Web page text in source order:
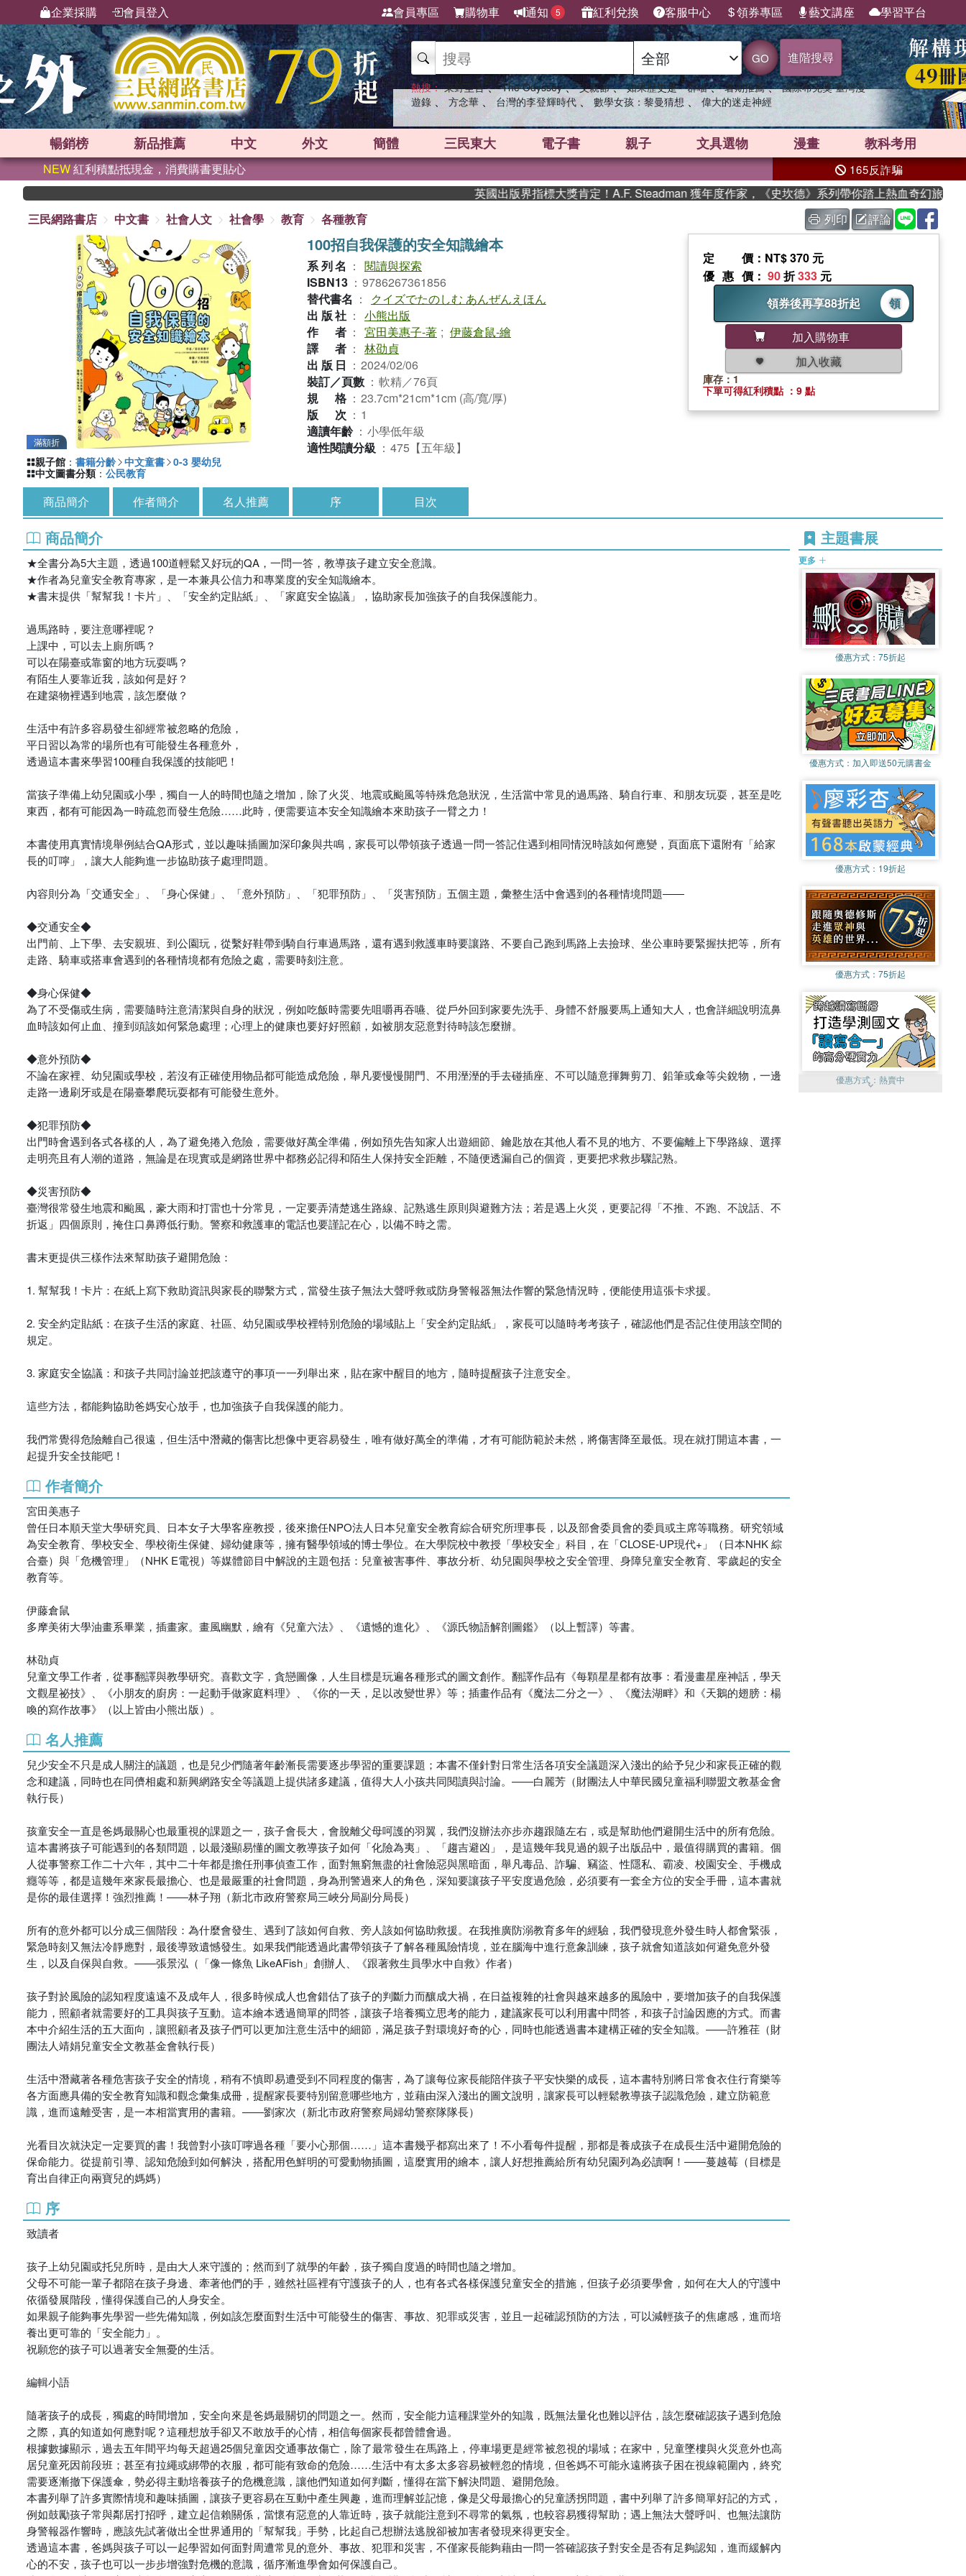
企業採購 會員登入 會員專區 購物車 通知 5 紅利兌換 客服中心 領券專區 藝文講座 學習平台
GO 進階搜尋
熱搜： 東野圭吾 、 The Odyssey 、 父親節 、 如果歷史是一群喵 、 暑期推薦 、 國際布克獎 臺灣漫
遊錄 、 方念華 、 台灣的李登輝時代 、 數學女孩：黎曼猜想 、 偉大的迷走神經
暢銷榜 新品推薦 中文 外文 簡體 三民東大 電子書 親子 文具選物 漫畫 教科考用
NEW紅利積點抵現金，消費購書更貼心 165反詐騙
英國出版界指標大獎肯定！A.F. Steadman 獲年度作家，《史坎德》系列帶你踏上熱血奇幻旅程
三民網路書店
中文書 社會人文 社會學 教育 各種教育 列印 評論
滿額折
100招自我保護的安全知識繪本
系列名 ： 閱讀與探索
ISBN13 ： 9786267361856
替代書名 ：
クイズでたのしむ あんぜんえほん
出版社 ： 小熊出版
作者 ： 宮田美惠子-著 ; 伊藤倉鼠-繪
譯者 ： 林劭貞
出版日 ： 2024/02/06
裝訂／頁數 ： 軟精／76頁
規格 ： 23.7cm*21cm*1cm (高/寬/厚)
版次 ： 1
適讀年齡 ： 小學低年級
適性閱讀分級 ： 475【五年級】
定價 ：NT$ 370 元
優惠價 ： 90折333 元
領券後再享88折起
領
加入購物車
加入收藏
庫存：1
下單可得紅利積點 ：9 點
親子館 ： 書籍分齡 中文童書 0-3 嬰幼兒
中文圖書分類 ： 公民教育
商品簡介 作者簡介 名人推薦 序 目次
商品簡介
★全書分為5大主題，透過100道輕鬆又好玩的QA，一問一答，教導孩子建立安全意識。
★作者為兒童安全教育專家，是一本兼具公信力和專業度的安全知識繪本。
★書末提供「幫幫我！卡片」、「安全約定貼紙」、「家庭安全協議」，協助家長加強孩子的自我保護能力。
過馬路時，要注意哪裡呢？
上課中，可以去上廁所嗎？
可以在陽臺或靠窗的地方玩耍嗎？
有陌生人要靠近我，該如何是好？
在建築物裡遇到地震，該怎麼做？
生活中有許多容易發生卻經常被忽略的危險，
平日習以為常的場所也有可能發生各種意外，
透過這本書來學習100種自我保護的技能吧！
當孩子準備上幼兒園或小學，獨自一人的時間也隨之增加，除了火災、地震或颱風等特殊危急狀況，生活當中常見的過馬路、騎自行車、和朋友玩耍，甚至是吃
東西，都有可能因為一時疏忽而發生危險……此時，便需要這本安全知識繪本來助孩子一臂之力！
本書使用真實情境舉例結合QA形式，並以趣味插圖加深印象與共鳴，家長可以帶領孩子透過一問一答記住遇到相同情況時該如何應變，頁面底下還附有「給家
長的叮嚀」，讓大人能夠進一步協助孩子處理問題。
內容則分為「交通安全」、「身心保健」、「意外預防」、「犯罪預防」、「災害預防」五個主題，彙整生活中會遇到的各種情境問題――
◆交通安全◆
出門前、上下學、去安親班、到公園玩，從繫好鞋帶到騎自行車過馬路，還有遇到救護車時要讓路、不要自己跑到馬路上去撿球、坐公車時要緊握扶把等，所有
走路、騎車或搭車會遇到的各種情境都有危險之處，需要時刻注意。
◆身心保健◆
為了不受傷或生病，需要隨時注意清潔與自身的狀況，例如吃飯時需要先咀嚼再吞嚥、從戶外回到家要先洗手、身體不舒服要馬上通知大人，也會詳細說明流鼻
血時該如何止血、撞到頭該如何緊急處理；心理上的健康也要好好照顧，如被朋友惡意對待時該怎麼辦。
◆意外預防◆
不論在家裡、幼兒園或學校，若沒有正確使用物品都可能造成危險，舉凡要慢慢開門、不用溼溼的手去碰插座、不可以隨意揮舞剪刀、鉛筆或傘等尖銳物，一邊
走路一邊刷牙或是在陽臺攀爬玩耍都有可能發生意外。
◆犯罪預防◆
出門時會遇到各式各樣的人，為了避免捲入危險，需要做好萬全準備，例如預先告知家人出遊細節、鑰匙放在其他人看不見的地方、不要偏離上下學路線、選擇
走明亮且有人潮的道路，無論是在現實或是網路世界中都務必記得和陌生人保持安全距離，不隨便透漏自己的個資，更要把求救步驟記熟。
◆災害預防◆
臺灣很常發生地震和颱風，豪大雨和打雷也十分常見，一定要弄清楚逃生路線、記熟逃生原則與避難方法；若是遇上火災，更要記得「不推、不跑、不說話、不
折返」四個原則，掩住口鼻蹲低行動。警察和救護車的電話也要謹記在心，以備不時之需。
書末更提供三樣作法來幫助孩子避開危險：
1. 幫幫我！卡片：在紙上寫下救助資訊與家長的聯繫方式，當發生孩子無法大聲呼救或防身警報器無法作響的緊急情況時，便能使用這張卡求援。
2. 安全約定貼紙：在孩子生活的家庭、社區、幼兒園或學校裡特別危險的場域貼上「安全約定貼紙」，家長可以隨時考考孩子，確認他們是否記住使用該空間的
規定。
3. 家庭安全協議：和孩子共同討論並把該遵守的事項一一列舉出來，貼在家中醒目的地方，隨時提醒孩子注意安全。
這些方法，都能夠協助爸媽安心放手，也加強孩子自我保護的能力。
我們常覺得危險離自己很遠，但生活中潛藏的傷害比想像中更容易發生，唯有做好萬全的準備，才有可能防範於未然，將傷害降至最低。現在就打開這本書，一
起提升安全技能吧！
作者簡介
宮田美惠子
曾任日本順天堂大學研究員、日本女子大學客座教授，後來擔任NPO法人日本兒童安全教育綜合研究所理事長，以及部會委員會的委員或主席等職務。研究領域
為安全教育、學校安全、學校衛生保健、婦幼健康等，擁有醫學領域的博士學位。在大學院校中教授「學校安全」科目，在「CLOSE-UP現代+」（日本NHK 綜
合臺）與「危機管理」（NHK E電視）等媒體節目中解說的主題包括：兒童被害事件、事故分析、幼兒園與學校之安全管理、身障兒童安全教育、零歲起的安全
教育等。
伊藤倉鼠
多摩美術大學油畫系畢業，插畫家。畫風幽默，繪有《兒童六法》、《遺憾的進化》、《源氏物語解剖圖鑑》（以上暫譯）等書。
林劭貞
兒童文學工作者，從事翻譯與教學研究。喜歡文字，貪戀圖像，人生目標是玩遍各種形式的圖文創作。翻譯作品有《每顆星星都有故事：看漫畫星座神話，學天
文觀星祕技》、《小朋友的廚房：一起動手做家庭料理》、《你的一天，足以改變世界》等；插畫作品有《魔法二分之一》、《魔法湖畔》和《天鵝的翅膀：楊
喚的寫作故事》（以上皆由小熊出版）。
名人推薦
兒少安全不只是成人關注的議題，也是兒少們隨著年齡漸長需要逐步學習的重要課題；本書不僅針對日常生活各項安全議題深入淺出的給予兒少和家長正確的觀
念和建議，同時也在同儕相處和新興網路安全等議題上提供諸多建議，值得大人小孩共同閱讀與討論。――白麗芳（財團法人中華民國兒童福利聯盟文教基金會
執行長）
孩童安全一直是爸媽最關心也最重視的課題之一，孩子會長大，會脫離父母呵護的羽翼，我們沒辦法亦步亦趨跟隨左右，或是幫助他們避開生活中的所有危險。
這本書將孩子可能遇到的各類問題，以最淺顯易懂的圖文教導孩子如何「化險為夷」、「趨吉避凶」，是這幾年我見過的親子出版品中，最值得購買的書籍。個
人從事警察工作二十六年，其中二十年都是擔任刑事偵查工作，面對無窮無盡的社會險惡與黑暗面，舉凡毒品、詐騙、竊盜、性隱私、霸凌、校園安全、手機成
癮等等，都是這幾年來家長最擔心、也是最嚴重的社會問題，身為刑警過來人的角色，深知要讓孩子平安度過危險，必須要有一套全方位的安全手冊，這本書就
是你的最佳選擇！強烈推薦！――林子翔（新北市政府警察局三峽分局副分局長）
所有的意外都可以分成三個階段：為什麼會發生、遇到了該如何自救、旁人該如何協助救援。在我推廣防溺教育多年的經驗，我們發現意外發生時人都會緊張，
緊急時刻又無法冷靜應對，最後導致遺憾發生。如果我們能透過此書帶領孩子了解各種風險情境，並在腦海中進行意象訓練，孩子就會知道該如何避免意外發
生，以及自保與自救。――張景泓（「像一條魚 LikeAFish」創辦人、《跟著救生員學水中自救》作者）
孩子對於風險的認知程度遠遠不及成年人，很多時候成人也會錯估了孩子的判斷力而釀成大禍，在日益複雜的社會與越來越多的風險中，要增加孩子的自我保護
能力，照顧者就需要好的工具與孩子互動。這本繪本透過簡單的問答，讓孩子培養獨立思考的能力，建議家長可以利用書中問答，和孩子討論因應的方式。而書
本中介紹生活的五大面向，讓照顧者及孩子們可以更加注意生活中的細節，滿足孩子對環境好奇的心，同時也能透過書本建構正確的安全知識。――許雅荏（財
團法人靖娟兒童安全文教基金會執行長）
生活中潛藏著各種危害孩子安全的情境，稍有不慎即易遭受到不同程度的傷害，為了讓每位家長能陪伴孩子平安快樂的成長，這本書特別將日常食衣住行育樂等
各方面應具備的安全教育知識和觀念彙集成冊，提醒家長要特別留意哪些地方，並藉由深入淺出的圖文說明，讓家長可以輕鬆教導孩子認識危險，建立防範意
識，進而遠離受害，是一本相當實用的書籍。――劉家次（新北市政府警察局婦幼警察隊隊長）
光看目次就決定一定要買的書！我曾對小孩叮嚀過各種「要小心那個……」這本書幾乎都寫出來了！不小看每件提醒，那都是養成孩子在成長生活中避開危險的
保命能力。從提前引導、認知危險到如何解決，搭配用色鮮明的可愛動物插圖，這麼實用的繪本，讓人好想推薦給所有幼兒園列為必讀啊！――蔓越莓（目標是
育出自律正向兩寶兒的媽媽）
序
致讀者
孩子上幼兒園或托兒所時，是由大人來守護的；然而到了就學的年齡，孩子獨自度過的時間也隨之增加。
父母不可能一輩子都陪在孩子身邊、牽著他們的手，雖然社區裡有守護孩子的人，也有各式各樣保護兒童安全的措施，但孩子必須要學會，如何在大人的守護中
依循發展階段，懂得保護自己的人身安全。
如果親子能夠事先學習一些先備知識，例如該怎麼面對生活中可能發生的傷害、事故、犯罪或災害，並且一起確認預防的方法，可以減輕孩子的焦慮感，進而培
養出更可靠的「安全能力」。
祝願您的孩子可以過著安全無憂的生活。
編輯小語
隨著孩子的成長，獨處的時間增加，安全向來是爸媽最關切的問題之一。然而，安全能力這種課堂外的知識，既無法量化也難以評估，該怎麼確認孩子遇到危險
之際，真的知道如何應對呢？這種想放手卻又不敢放手的心情，相信每個家長都曾體會過。
根據數據顯示，過去五年間平均每天超過25個兒童因交通事故傷亡，除了最常發生在馬路上，停車場更是經常被忽視的場域；在家中，兒童墜樓與火災意外也高
居兒童死因前段班；甚至有拉繩或綁帶的衣服，都可能有致命的危險……生活中有太多太多容易被輕忽的情境，但爸媽不可能永遠將孩子困在視線範圍內，終究
需要逐漸撤下保護傘，勢必得主動培養孩子的危機意識，讓他們知道如何判斷，懂得在當下解決問題、避開危險。
本書列舉了許多實際情境和趣味插圖，讓孩子更容易在互動中產生興趣，進而理解並記憶，像是父母最擔心的兒童誘拐問題，書中列舉了許多簡單好記的方式，
例如鼓勵孩子常與鄰居打招呼，建立起信賴關係，當懷有惡意的人靠近時，孩子就能注意到不尋常的氣氛，也較容易獲得幫助；遇上無法大聲呼叫、也無法讓防
身警報器作響時，應該先試著做出全世界通用的「幫幫我」手勢，比起自己想辦法逃脫卻被加害者發現來得更安全。
透過這本書，爸媽與孩子可以一起學習如何面對周遭常見的意外、事故、犯罪和災害，不僅家長能夠藉由一問一答確認孩子對安全是否有足夠認知，進而緩解內
心的不安，孩子也可以一步步增強對危機的意識，循序漸進學會如何保護自己。
主題書展
更多
優惠方式： 75折起
優惠方式： 加入即送50元購書金
優惠方式： 19折起
優惠方式： 75折起
優惠方式： 熱賣中